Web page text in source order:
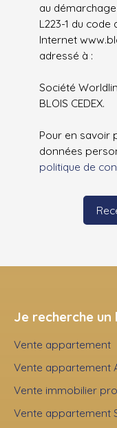
au
L223-1 du
Internet
adressé à :
Société
BLOIS CEDEX.
Pour en savoir
données
politique de
Je recherche un
Vente appartement
Vente appartement
Vente immobilier
Vente appartement